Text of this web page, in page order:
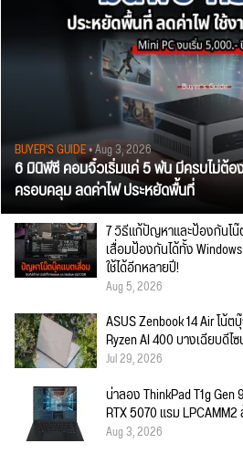
BUYER'S GUIDE• Aug 3, 2026
6 มินิพีซี คอมจิ๋วเริ่มแค่ 5 พัน มีครบไม่ต้อ
ครอบคลุม ลดค่าไฟ ประหยัดพื้นที่
7 วิธีแก้ปัญหาและป้องกันโ
เสื่อมป้องกันได้ทั้ง
ใช้ได้อีกหลายปี!
Aug 5, 2026
ASUS Zenbook 14 Air โน้
Ryzen AI 400 บางเฉียบดีไ
Jul 29, 2026
น่าลอง ThinkPad T1g
RTX 5070 แรม
Aug 3, 2026